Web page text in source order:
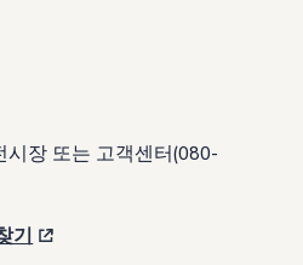
장 또는 고객센터(080-
기